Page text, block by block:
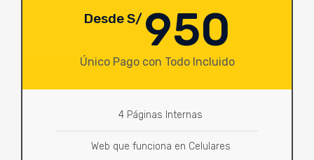
Desde S/ 950
Único Pago con Todo Incluido
4 Páginas Internas
Web que funciona en Celulares